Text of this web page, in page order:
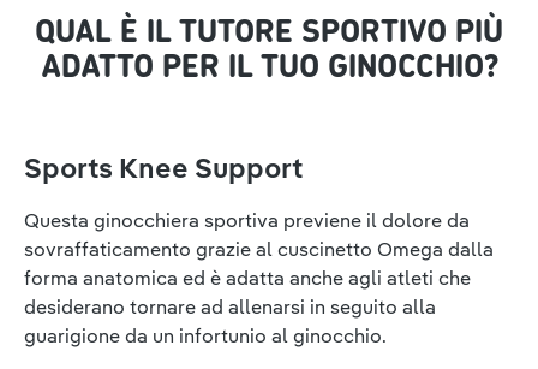
QUAL È IL TUTORE SPORTIVO PIÙ
ADATTO PER IL TUO GINOCCHIO?
Sports Knee Support
Questa ginocchiera sportiva previene il dolore da
sovraffaticamento grazie al cuscinetto Omega dalla
forma anatomica ed è adatta anche agli atleti che
desiderano tornare ad allenarsi in seguito alla
guarigione da un infortunio al ginocchio.